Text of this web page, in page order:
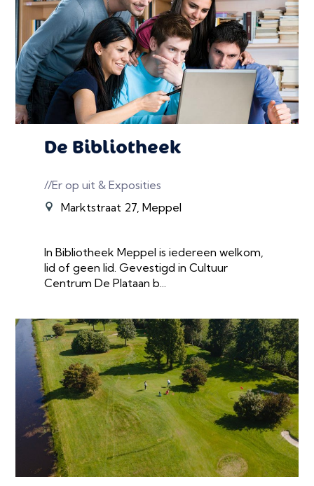
De Bibliotheek
//Er op uit & Exposities
Marktstraat 27, Meppel
In Bibliotheek Meppel is iedereen welkom,
lid of geen lid. Gevestigd in Cultuur
Centrum De Plataan b...